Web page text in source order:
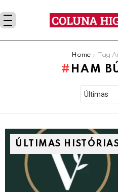
Home Tag
HAM
ÚLTIMAS